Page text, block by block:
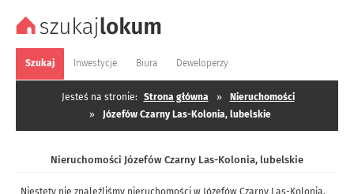
Szukaj Inwestycje Biura Deweloperzy
Jesteś na stronie: Strona główna »
Nieruchomości
»
Józefów Czarny Las-Kolonia, lubelskie
Nieruchomości Józefów Czarny Las-Kolonia, lubelskie
Niestety nie znaleźliśmy nieruchomości w Józefów Czarny Las-Kolonia.